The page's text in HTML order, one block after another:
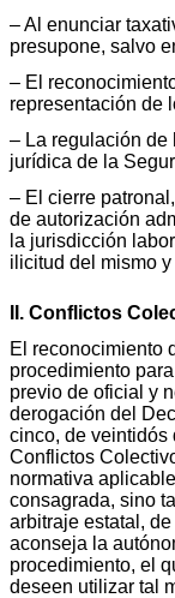
– Al enunciar
presupone, salvo
– El
representación de
– La regulación de
jurídica de la
– El cierre
de autorización
la jurisdicción
ilicitud del mismo
II. Conflictos
El reconocimiento
procedimiento
previo de oficial y
derogación del
cinco, de veintidós
Conflictos
normativa
consagrada, sino
arbitraje estatal,
aconseja la
procedimiento, el
deseen utilizar tal